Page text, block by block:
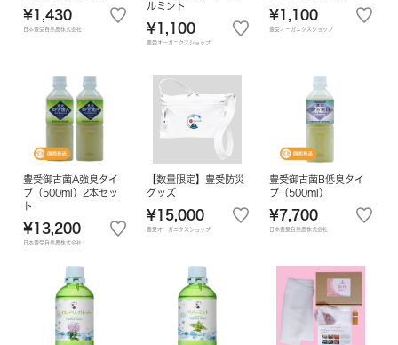
¥1,430
日本豊受自然農株式会社
ルミント
¥1,100
豊受オーガニクスショップ
¥1,100
豊受オーガニクスショップ
豊受御古菌A強臭タイ
プ（500ml）2本セッ
ト
¥13,200
日本豊受自然農株式会社
【数量限定】豊受防災
グッズ
¥15,000
豊受オーガニクスショップ
豊受御古菌B低臭タイ
プ（500ml）
¥7,700
日本豊受自然農株式会社